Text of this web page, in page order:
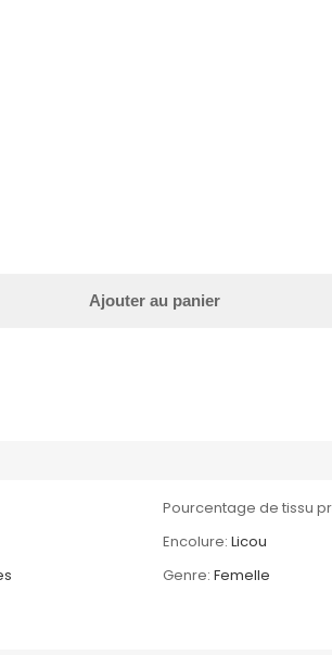
Ajouter au panier
Pourcentage de tissu
Encolure: Licou
Genre: Femelle